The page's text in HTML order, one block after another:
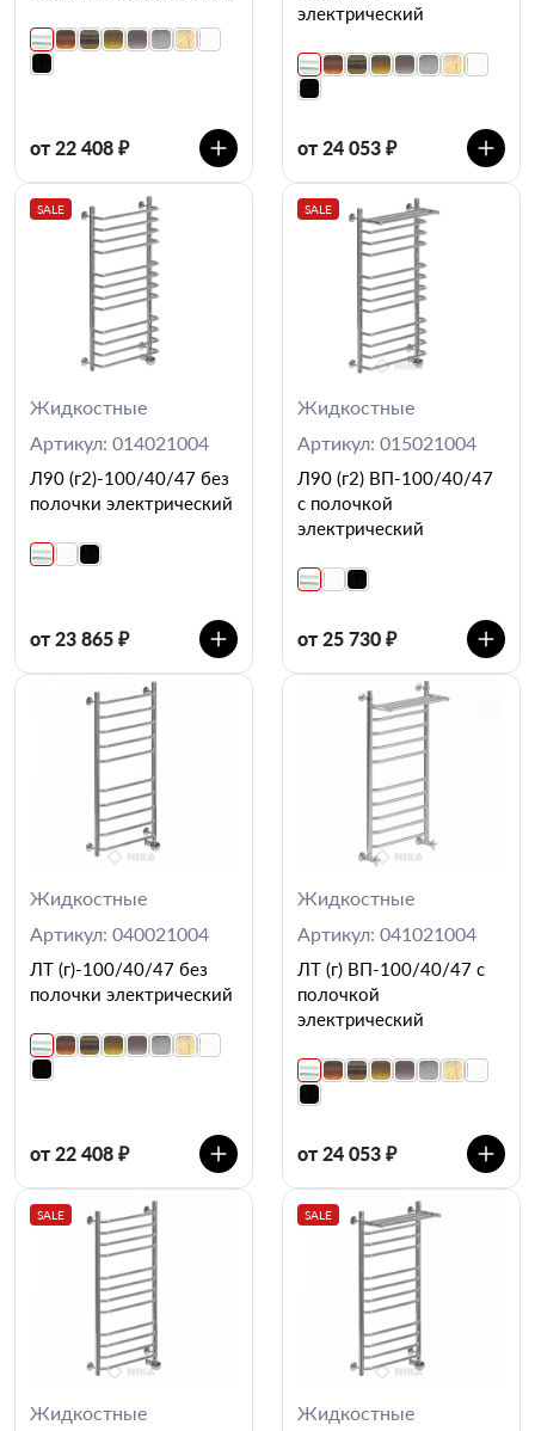
от 22 408 ₽
электрический
от 24 053 ₽
SALE
Жидкостные
Артикул: 014021004
Л90 (г2)-100/40/47 без
полочки электрический
от 23 865 ₽
SALE
Жидкостные
Артикул: 015021004
Л90 (г2) ВП-100/40/47
с полочкой
электрический
от 25 730 ₽
Жидкостные
Артикул: 040021004
ЛТ (г)-100/40/47 без
полочки электрический
от 22 408 ₽
Жидкостные
Артикул: 041021004
ЛТ (г) ВП-100/40/47 с
полочкой
электрический
от 24 053 ₽
SALE
Жидкостные
SALE
Жидкостные